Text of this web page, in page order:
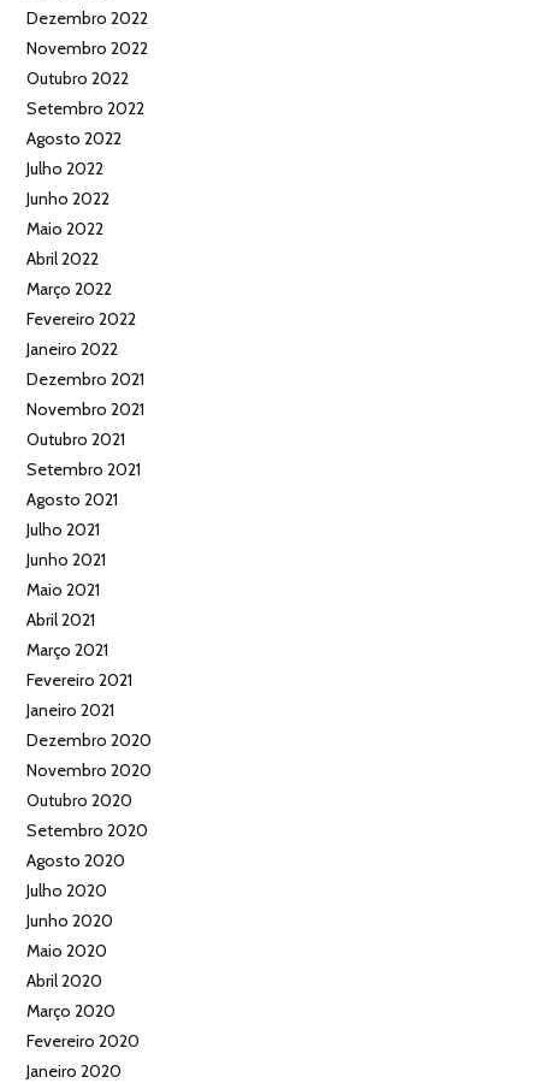
Dezembro 2022
Novembro 2022
Outubro 2022
Setembro 2022
Agosto 2022
Julho 2022
Junho 2022
Maio 2022
Abril 2022
Março 2022
Fevereiro 2022
Janeiro 2022
Dezembro 2021
Novembro 2021
Outubro 2021
Setembro 2021
Agosto 2021
Julho 2021
Junho 2021
Maio 2021
Abril 2021
Março 2021
Fevereiro 2021
Janeiro 2021
Dezembro 2020
Novembro 2020
Outubro 2020
Setembro 2020
Agosto 2020
Julho 2020
Junho 2020
Maio 2020
Abril 2020
Março 2020
Fevereiro 2020
Janeiro 2020